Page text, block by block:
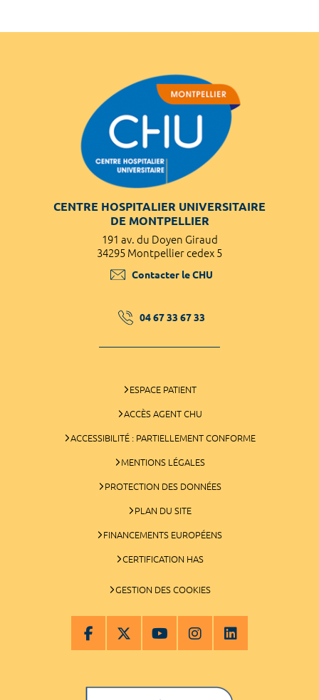
CENTRE HOSPITALIER UNIVERSITAIRE
DE MONTPELLIER
191 av. du Doyen Giraud
34295 Montpellier cedex 5
Contacter le CHU
04 67 33 67 33
ESPACE PATIENT
ACCÈS AGENT CHU
ACCESSIBILITÉ : PARTIELLEMENT CONFORME
MENTIONS LÉGALES
PROTECTION DES DONNÉES
PLAN DU SITE
FINANCEMENTS EUROPÉENS
CERTIFICATION HAS
GESTION DES COOKIES